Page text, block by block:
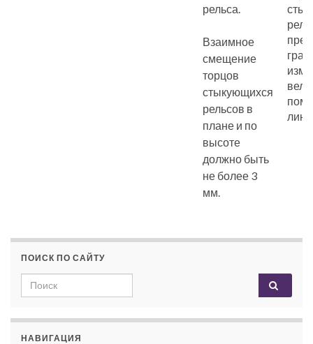
рельса.
Взаимное
смещение
торцов
стыкующихся
рельсов в
плане и по
высоте
должно быть
не более 3
мм.
ПОИСК ПО САЙТУ
Search for:
НАВИГАЦИЯ